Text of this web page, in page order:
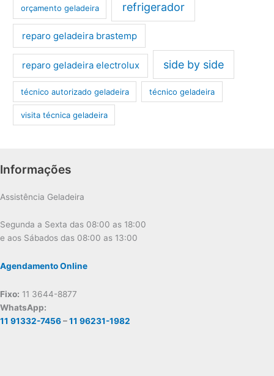
orçamento geladeira refrigerador
reparo geladeira brastemp
reparo geladeira electrolux side by side
técnico autorizado geladeira técnico geladeira
visita técnica geladeira
Informações
Assistência Geladeira
Segunda a Sexta das 08:00 as 18:00
e aos Sábados das 08:00 as 13:00
Agendamento Online
Fixo: 11 3644-8877
WhatsApp:
11 91332-7456–11 96231-1982